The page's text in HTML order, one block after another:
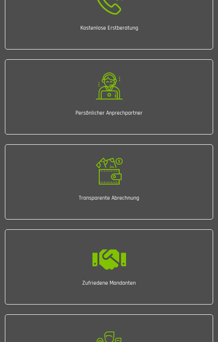
Kostenlose Erstberatung
Persönlicher Anprechpartner
Transparente Abrechnung
Zufriedene Mandanten